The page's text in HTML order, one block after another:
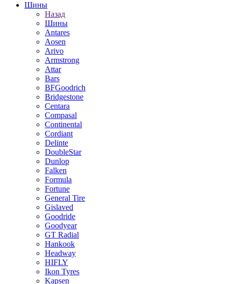
Шины
Назад
Шины
Antares
Aosen
Arivo
Armstrong
Attar
Bars
BFGoodrich
Bridgestone
Centara
Compasal
Continental
Cordiant
Delinte
DoubleStar
Dunlop
Falken
Formula
Fortune
General Tire
Gislaved
Goodride
Goodyear
GT Radial
Hankook
Headway
HIFLY
Ikon Tyres
Kapsen